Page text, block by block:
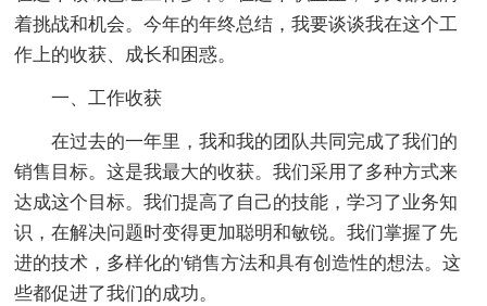
着挑战和机会。今年的年终总结，我要谈谈我在这个工
作上的收获、成长和困惑。
一、工作收获
在过去的一年里，我和我的团队共同完成了我们的
销售目标。这是我最大的收获。我们采用了多种方式来
达成这个目标。我们提高了自己的技能，学习了业务知
识，在解决问题时变得更加聪明和敏锐。我们掌握了先
进的技术，多样化的'销售方法和具有创造性的想法。这
些都促进了我们的成功。